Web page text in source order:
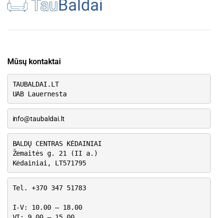
Mūsų kontaktai
TAUBALDAI.LT
UAB Lauernesta
info@taubaldai.lt
BALDŲ CENTRAS KĖDAINIAI
Žemaitės g. 21 (II a.)
Kėdainiai, LT571795
Tel. +370 347 51783
I-V: 10.00 – 18.00